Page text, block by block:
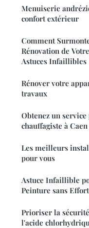
Menuiserie
confort extérieur
Comment
Rénovation de
Astuces Infaillibles
Rénover votre
travaux
Obtenez un
chauffagiste à Caen
Les meilleurs
pour vous
Astuce Infaillible
Peinture sans
Prioriser la
l'acide